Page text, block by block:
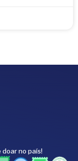
doar no país!